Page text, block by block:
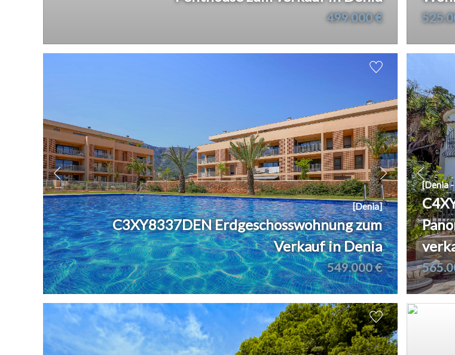
499.000 €
2 2
[Denia]
C3XY8337DEN Erdgeschosswohnung zum
Verkauf in Denia
549.000 €
106 m2
[Denia
238 m2